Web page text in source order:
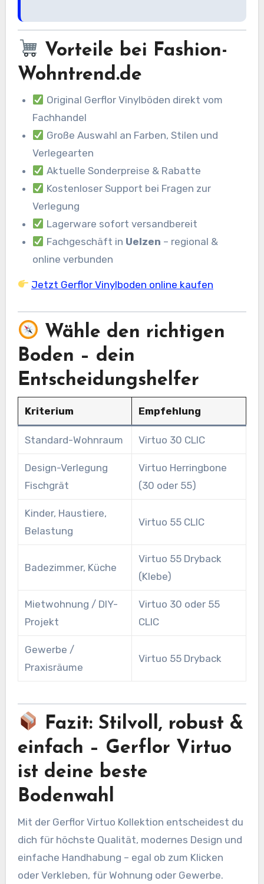
Vorteile bei Fashion-
Wohntrend.de
Original Gerflor Vinylböden direkt vom
Fachhandel
Große Auswahl an Farben, Stilen und
Verlegearten
Aktuelle Sonderpreise & Rabatte
Kostenloser Support bei Fragen zur
Verlegung
Lagerware sofort versandbereit
Fachgeschäft in Uelzen – regional &
online verbunden
Jetzt Gerflor Vinylboden online kaufen
Wähle den richtigen
Boden – dein
Entscheidungshelfer
Kriterium Empfehlung
Standard-Wohnraum Virtuo 30 CLIC
Design-Verlegung
Fischgrät
Virtuo Herringbone
(30 oder 55)
Kinder, Haustiere,
Belastung
Virtuo 55 CLIC
Badezimmer, Küche
Virtuo 55 Dryback
(Klebe)
Mietwohnung / DIY-
Projekt
Virtuo 30 oder 55
CLIC
Gewerbe /
Praxisräume
Virtuo 55 Dryback
Fazit: Stilvoll, robust &
einfach – Gerflor Virtuo
ist deine beste
Bodenwahl
Mit der Gerflor Virtuo Kollektion entscheidest du
dich für höchste Qualität, modernes Design und
einfache Handhabung – egal ob zum Klicken
oder Verkleben, für Wohnung oder Gewerbe.